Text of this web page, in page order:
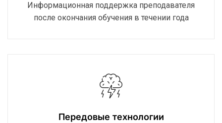
Информационная поддержка преподавателя
после окончания обучения в течении года
Передовые технологии